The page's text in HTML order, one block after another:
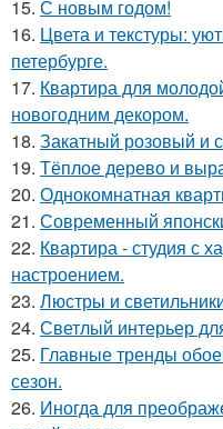
15. С новым годом!
16. Цвета и текстуры:
петербурге.
17. Квартира для
новогодним декором.
18. Закатный розовый и
19. Тёплое дерево и
20. Однокомнатная
21. Современный
22. Квартира - студия с
настроением.
23. Люстры и
24. Светлый интерьер
25. Главные тренды
сезон.
26. Иногда для